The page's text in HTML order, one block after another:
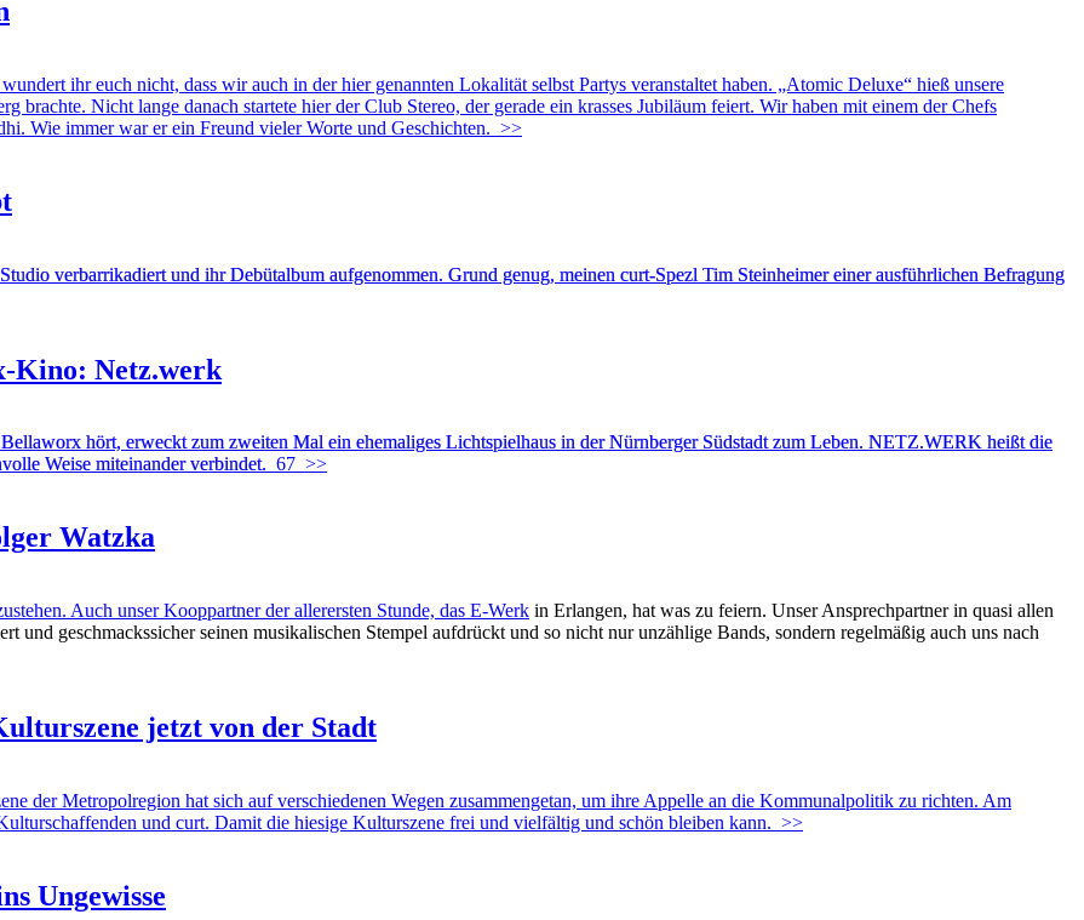
ihr euch nicht, dass wir auch in der hier genannten Lokalität selbst Partys veranstaltet haben. „Atomic Deluxe“ hieß unsere
brachte. Nicht lange danach startete hier der Club Stereo, der gerade ein krasses Jubiläum feiert. Wir haben mit einem der Chefs
Wie immer war er ein Freund vieler Worte und Geschichten. >>
verbarrikadiert und ihr Debütalbum aufgenommen. Grund genug, meinen curt-Spezl Tim Steinheimer einer ausführlichen Befragung
Kino: Netz.werk
hört, erweckt zum zweiten Mal ein ehemaliges Lichtspielhaus in der Nürnberger Südstadt zum Leben. NETZ.WERK heißt die
Weise miteinander verbindet. 67 >>
Watzka
Auch unser Kooppartner der allerersten Stunde, das E-Werk in Erlangen, hat was zu feiern. Unser Ansprechpartner in quasi allen
und geschmackssicher seinen musikalischen Stempel aufdrückt und so nicht nur unzählige Bands, sondern regelmäßig auch uns nach
jetzt von der Stadt
der Metropolregion hat sich auf verschiedenen Wegen zusammengetan, um ihre Appelle an die Kommunalpolitik zu richten. Am
und curt. Damit die hiesige Kulturszene frei und vielfältig und schön bleiben kann. >>
Ungewisse